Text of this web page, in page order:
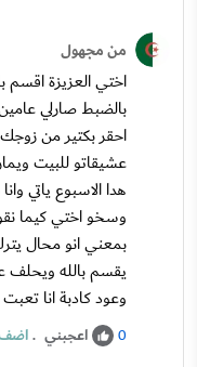
من مجهول
اختي العزيزة
بالضبط صارلي
احقر بكتير من
عشيقاتو للبيت
هدا الاسبوع ياتي
وسخو اختي كيما
بمعني انو محال
يقسم بالله ويحلف
وعود كادبة انا
0 اعجبني .